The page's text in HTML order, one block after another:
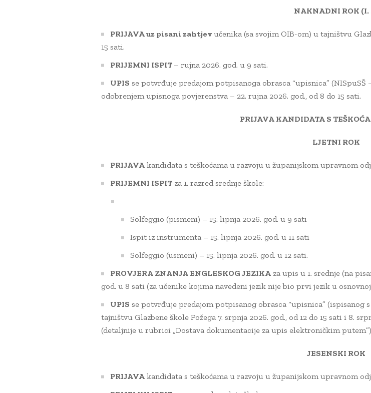
NAKNADNI ROK (I.
PRIJAVA uz pisani zahtjev učenika (sa svojim OIB-om) u tajništvu
15 sati.
PRIJEMNI ISPIT – rujna 2026. god. u 9 sati.
UPIS se potvrđuje predajom potpisanoga obrasca “upisnica” (NISpuSŠ
odobrenjem upisnoga povjerenstva – 22. rujna 2026. god., od 8 do 15 sati.
PRIJAVA KANDIDATA S
LJETNI ROK
PRIJAVAkandidata s teškoćama u razvoju u županijskom upravnom
PRIJEMNI ISPITza 1. razred srednje škole:
Solfeggio (pismeni) – 15. lipnja 2026. god. u 9 sati
Ispit iz instrumenta – 15. lipnja 2026. god. u 11 sati
Solfeggio (usmeni) – 15. lipnja 2026. god. u 12 sati.
PROVJERA ZNANJA ENGLESKOG JEZIKAza upis u 1. srednje (na
god. u 8 sati (za učenike kojima navedeni jezik nije bio prvi jezik u
UPIS se potvrđuje predajom potpisanog obrasca “upisnica” (ispisanog s
tajništvu Glazbene škole Požega 7. srpnja 2026. god., od 12 do 15 sati i 8.
(detaljnije u rubrici „Dostava dokumentacije za upis elektroničkim
JESENSKI ROK
PRIJAVAkandidata s teškoćama u razvoju u županijskom upravnom